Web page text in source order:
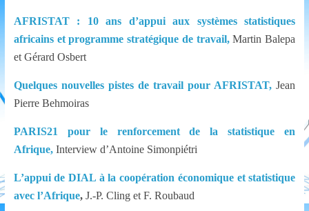
AFRISTAT : 10 ans d’appui aux systèmes statistiques
africains et programme stratégique de travail,Martin Balepa
et Gérard Osbert
Quelques nouvelles pistes de travail pour AFRISTAT, Jean
Pierre Behmoiras
PARIS21 pour le renforcement de la statistique en
Afrique,Interview d’Antoine Simonpiétri
L’appui de DIAL à la coopération économique et statistique
avec l’Afrique,J.-P. Cling et F. Roubaud